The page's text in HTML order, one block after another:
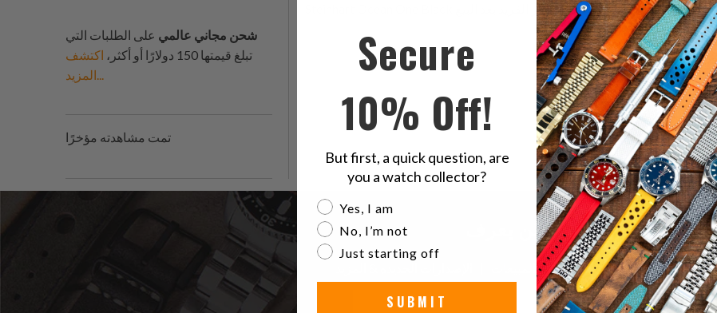
شحن مجاني عالمي على الطلبات التي
تبلغ قيمتها 150 دولارًا أو أكثر،
اكتشف
المزيد...
تمت مشاهدته مؤخرًا
Steinhart Ocean One Black الخاصة بك بهذا السوار الفريد بعد البيع.
على منتجات في هذه المجموعة
كن أول من يعرف
Secure
10% Off!
But first, a quick question, are
you a watch collector?
Are you a watch collector?
Yes, I am
No, I’m not
Just starting off
SUBMIT